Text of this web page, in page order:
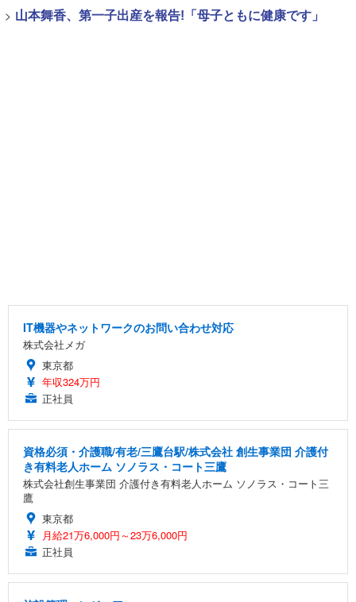
> 山本舞香、第一子出産を報告!「母子ともに健康です」
IT機器やネットワークのお問い合わせ対応
株式会社メガ
東京都
年収324万円
正社員
資格必須・介護職/有老/三鷹台駅/株式会社 創生事業団 介護付
き有料老人ホーム ソノラス・コート三鷹
株式会社創生事業団 介護付き有料老人ホーム ソノラス・コート三
鷹
東京都
月給21万6,000円～23万6,000円
正社員